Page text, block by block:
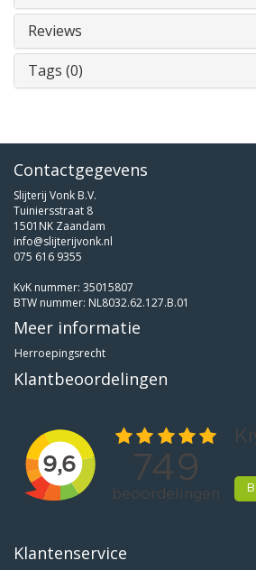
Reviews
Tags (0)
Contactgegevens
Slijterij Vonk B.V.
Tuiniersstraat 8
1501NK Zaandam
info@slijterijvonk.nl
075 616 9355
KvK nummer: 35015807
BTW nummer: NL8032.62.127.B.01
Meer informatie
Herroepingsrecht
Klantbeoordelingen
Klantenservice